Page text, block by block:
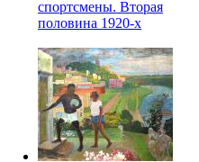
спортсмены. Вторая
половина 1920-х